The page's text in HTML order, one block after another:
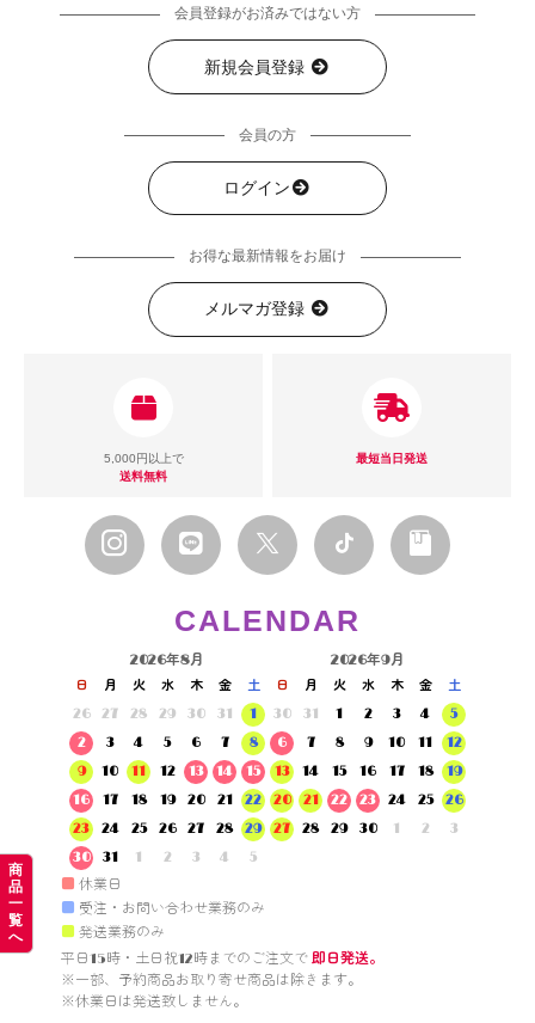
商
品
一
覧
へ
会員登録がお済みではない方
新規会員登録
会員の方
ログイン
お得な最新情報をお届け
メルマガ登録
5,000円以上で
送料無料
最短当日発送
CALENDAR
2026年8月
日 月 火 水 木 金
土
26
27 28 29 30 31
1
2
3 4 5 6 7
8
9
10 11 12 13 14
15
16
17 18 19 20 21
22
23
24 25 26 27 28
29
30
31 1 2 3 4 5
2026年9月
日 月 火 水 木 金
土
30
31 1 2 3 4
5
6
7 8 9 10 11
12
13
14 15 16 17 18
19
20
21 22 23 24 25
26
27
28 29 30 1 2 3
■ 休業日
■ 受注・お問い合わせ業務のみ
■ 発送業務のみ
平日15時・土日祝12時までのご注文で 即日発送。
※一部、予約商品お取り寄せ商品は除きます。
※休業日は発送致しません。